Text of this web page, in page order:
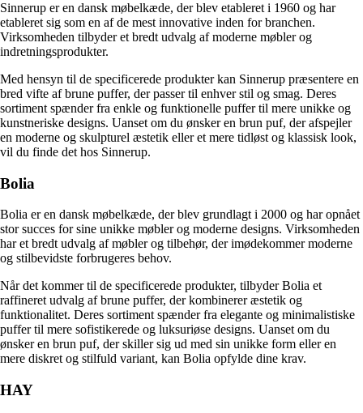
Sinnerup er en dansk møbelkæde, der blev etableret i 1960 og har
etableret sig som en af de mest innovative inden for branchen.
Virksomheden tilbyder et bredt udvalg af moderne møbler og
indretningsprodukter.
Med hensyn til de specificerede produkter kan Sinnerup præsentere en
bred vifte af brune puffer, der passer til enhver stil og smag. Deres
sortiment spænder fra enkle og funktionelle puffer til mere unikke og
kunstneriske designs. Uanset om du ønsker en brun puf, der afspejler
en moderne og skulpturel æstetik eller et mere tidløst og klassisk look,
vil du finde det hos Sinnerup.
Bolia
Bolia er en dansk møbelkæde, der blev grundlagt i 2000 og har opnået
stor succes for sine unikke møbler og moderne designs. Virksomheden
har et bredt udvalg af møbler og tilbehør, der imødekommer moderne
og stilbevidste forbrugeres behov.
Når det kommer til de specificerede produkter, tilbyder Bolia et
raffineret udvalg af brune puffer, der kombinerer æstetik og
funktionalitet. Deres sortiment spænder fra elegante og minimalistiske
puffer til mere sofistikerede og luksuriøse designs. Uanset om du
ønsker en brun puf, der skiller sig ud med sin unikke form eller en
mere diskret og stilfuld variant, kan Bolia opfylde dine krav.
HAY